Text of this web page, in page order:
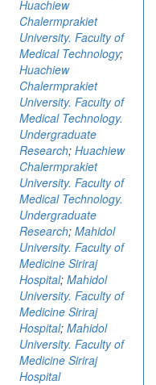
Huachiew
Chalermprakiet
University. Faculty of
Medical Technology;
Huachiew
Chalermprakiet
University. Faculty of
Medical Technology.
Undergraduate
Research; Huachiew
Chalermprakiet
University. Faculty of
Medical Technology.
Undergraduate
Research; Mahidol
University. Faculty of
Medicine Siriraj
Hospital; Mahidol
University. Faculty of
Medicine Siriraj
Hospital; Mahidol
University. Faculty of
Medicine Siriraj
Hospital